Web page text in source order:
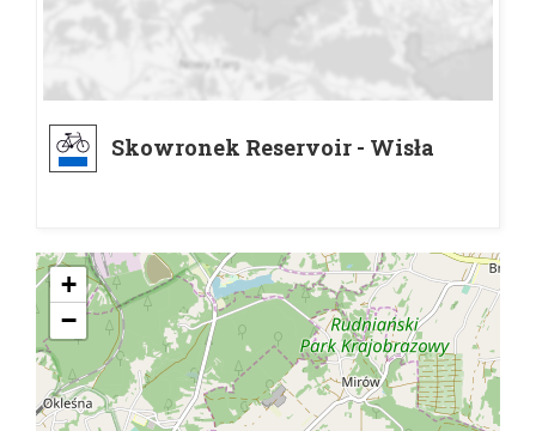
Skowronek Reservoir - Wisła
+
−